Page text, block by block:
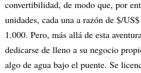
convertibilidad, de modo que, por
unidades, cada una a razón de $/
1.000. Pero, más allá de esta
dedicarse de lleno a su negocio
algo de agua bajo el puente. Se